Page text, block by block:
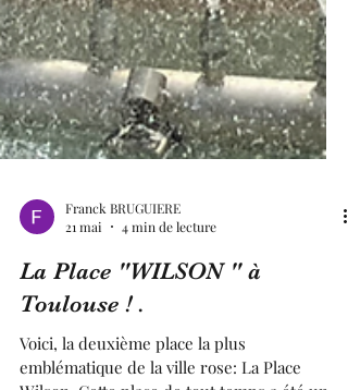
Franck BRUGUIERE
21 mai
4 min de lecture
La Place "WILSON " à